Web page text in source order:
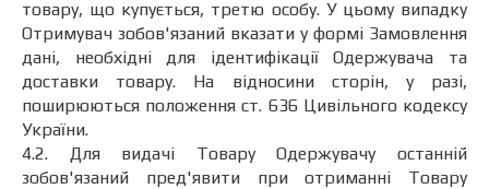
товару, що купується, третю особу. У цьому випадку
Отримувач зобов'язаний вказати у формі Замовлення
дані, необхідні для ідентифікації Одержувача та
доставки товару. На відносини сторін, у разі,
поширюються положення ст. 636 Цивільного кодексу
України.
4.2. Для видачі Товару Одержувачу останній
зобов'язаний пред'явити при отриманні Товару